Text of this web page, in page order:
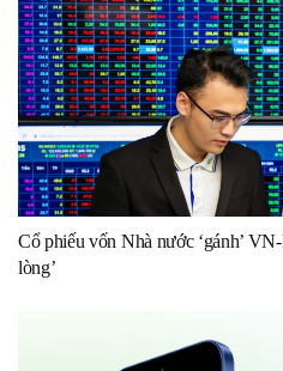
Cổ phiếu vốn Nhà nước ‘gánh’
lòng’